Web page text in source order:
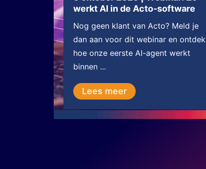
werkt AI in de Acto-software
Nog geen klant van Acto? Meld je
dan aan voor dit webinar en ontdek
hoe onze eerste AI-agent werkt
binnen ...
Lees meer